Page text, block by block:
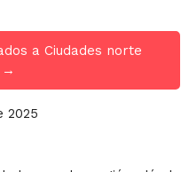
a Ciudades norte
→
2025